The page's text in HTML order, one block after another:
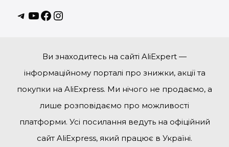
Telagram
youtube
Facebook
instagram
Ви знаходитесь на сайті AliExpert —
інформаційному порталі про знижки, акції та
покупки на AliExpress. Ми нічого не продаємо, а
лише розповідаємо про можливості
платформи. Усі посилання ведуть на офіційний
сайт AliExpress, який працює в Україні.